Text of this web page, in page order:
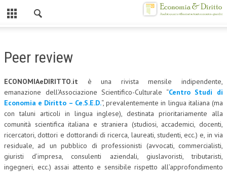
CHI SIAMO
MISSION
CONTATTI
CENTRO STUDI
ATTO COSTITUTIVO E STATUTO
ORGANIZZAZIONE
Peer review
ECONOMIAeDIRITTO.it è una rivista mensile indipendente,
emanazione dell’Associazione Scientifico-Culturale “Centro Studi di
Economia e Diritto – Ce.S.E.D.“, prevalentemente in lingua italiana (ma
con taluni articoli in lingua inglese), destinata prioritariamente alla
comunità scientifica italiana e straniera (studiosi, accademici, docenti,
ricercatori, dottori e dottorandi di ricerca, laureati, studenti, ecc.) e, in via
residuale, ad un pubblico di professionisti (avvocati, commercialisti,
giuristi d’impresa, consulenti aziendali, giuslavoristi, tributaristi,
ingegneri, ecc.) assai attento e sensibile rispetto all’approfondimento